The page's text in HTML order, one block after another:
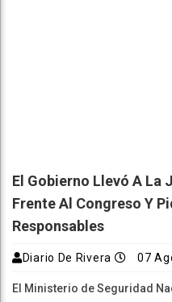
El Gobierno Llevó A
Frente Al Congreso Y
Responsables
Diario De Rivera 07
El Ministerio de Seguridad